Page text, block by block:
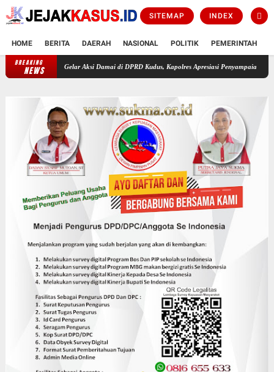
SITEMAP INDEX
HOME BERITA DAERAH NASIONAL POLITIK PEMERINTAH
BREAKING
NEWS
Massa Gelar Aksi Damai di DPRD Kudus, Kapolres Apresiasi Penyampaian Aspirasi yang